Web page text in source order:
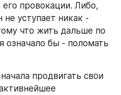
его провокации. Либо,
не уступает никак -
что жить дальше по
означало бы - поломать
продвигать свои